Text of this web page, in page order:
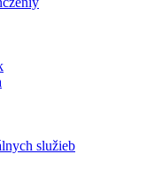
služieb